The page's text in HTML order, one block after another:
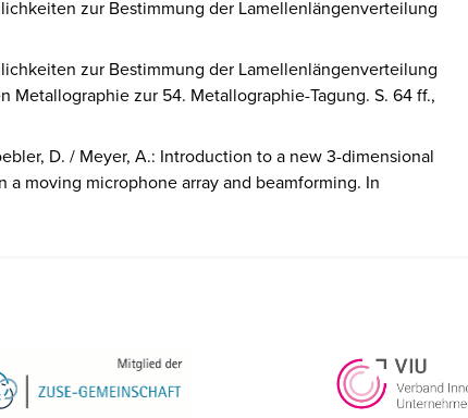
zur Bestimmung der Lamellenlängenverteilung
zur Bestimmung der Lamellenlängenverteilung
Metallographie zur 54. Metallographie-Tagung. S. 64 ff.,
D. / Meyer, A.: Introduction to a new 3-dimensional
moving microphone array and beamforming. In